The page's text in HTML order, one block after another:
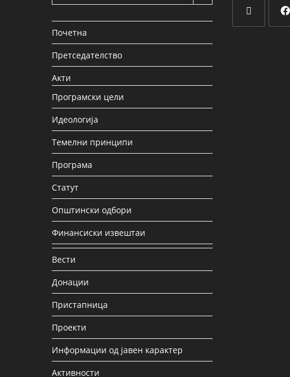
Почетна
Претседателство
Акти
Програмски цели
Идеологија
Темелни принципи
Програма
Статут
Општински одбори
Финансиски извештаи
Вести
Донации
Пристапница
Проекти
Информации од јавен карактер
Активности